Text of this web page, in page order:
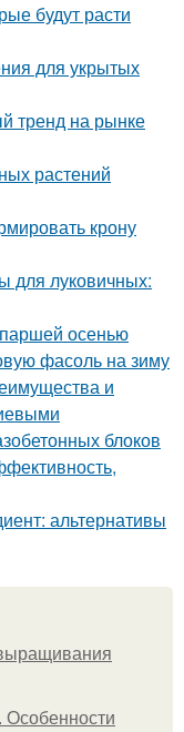
будут расти
для укрытых
тренд на рынке
растений
крону
для луковичных:
осенью
фасоль на зиму
и
блоков
альтернативы
Особенности